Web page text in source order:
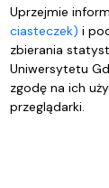
Uprzejmie
ciasteczek) i
zbierania
Uniwersytetu
zgodę na ich
przeglądarki.
Oferty pracy
Deklaracja